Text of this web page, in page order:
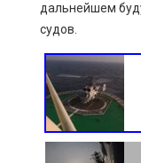
дальнейшем
судов.